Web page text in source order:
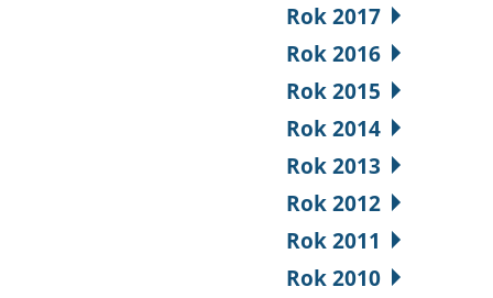
Rok 2017
Rok 2016
Rok 2015
Rok 2014
Rok 2013
Rok 2012
Rok 2011
Rok 2010